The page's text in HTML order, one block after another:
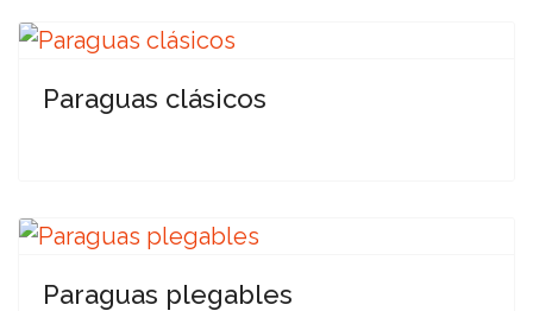
Paraguas clásicos
Paraguas plegables